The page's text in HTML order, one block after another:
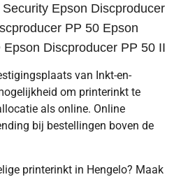
Epson Discproducer
PP 50 Epson
Discproducer PP 50 II
van Inkt-en-
om printerinkt te
als online. Online
bij bestellingen boven de
printerinkt in Hengelo? Maak